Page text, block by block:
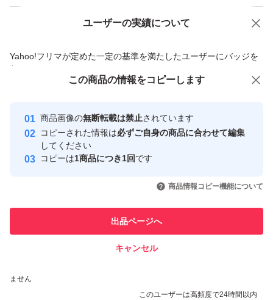
ユーザーの実績について
Yahoo!フリマが定めた一定の基準を満たしたユーザーにバッジを
付与しています
安心取引出品者
心・安全なユーザーです
取引実績
引を完了させた実績があります
での取引実績があります
ません
このユーザーは高頻度で24時間以内
価格の相談 商品への質問
この商品の情報をコピーします
商品画像の無断転載は禁止されています
コピーされた情報は必ずご自身の商品に合わせて編集
してください
コピーは1商品につき1回です
商品情報コピー機能について
出品ページへ
キャンセル
この商品をみている人にオススメ